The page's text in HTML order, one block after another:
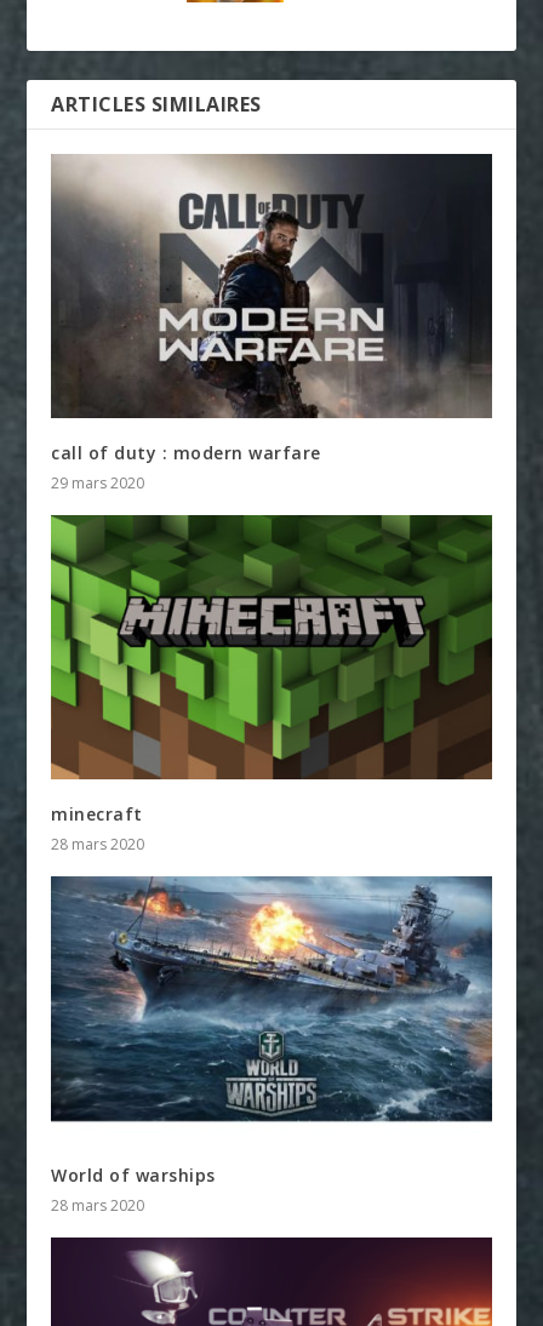
ARTICLES SIMILAIRES
call of duty : modern warfare
29 mars 2020
minecraft
28 mars 2020
World of warships
28 mars 2020